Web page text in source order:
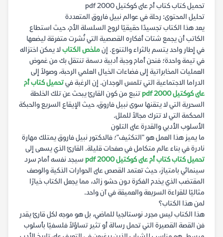
تحميل كتاب كتاب أم على كوكتيل 2000 pdf
تحليل المحتوى: رحلة في عوالم نبيل فاروق المتعددة
يعد هذا الكتاب تجسيدًا حقيقيًا لروح السلسلة الأم، حيث استطاع
الكاتب أن يجمع شتات أفكاره القصصية التي نُشرت متفرقة ليضعها
في إطار واحد يتسم بالثراء والتنوع. إنملخص الكتابلا يمكن اختزاله
في تيمة واحدة؛ فنحن أمام وجبة أدبية دسمة تنتقل بك من غموض
العمليات المخابراتية إلى فضاءات الخيال العلمي الرحبة، وصولاً إلى
الدراما الاجتماعية التي تلمس الوجدان. إن الرغبة فيتحميل كتاب أم
على كوكتيل 2000 pdf
تنبع من كون القارئ يبحث عن تلك الخلطة
السحرية التي لا يتقنها سوى نبيل فاروق، حيث الإيقاع السريع والحبكة
المحكمة التي لا تترك مجالاً للملل.
الأسلوب الأدبي والقدرة على التلون
ما يميز هذا العمل هو "التكثيف"؛ فالدكتور نبيل فاروق يمتلك مهارة
نادرة في بناء عالم متكامل في صفحات قليلة. القارئ الذي يسعى إلى
تحميل كتاب كتاب أم على كوكتيل 2000 pdf
سيجد نفسه أمام سرد
سينمائي بامتياز، حيث تعتمد القصص على الحوارات الذكية والوصف
المقتضب الذي يخدم الفكرة دون حشو زائد، مما يجعل الكتاب خيارًا
مثاليًا للقراءة السريعة والعميقة في آن واحد.
لمن هذا الكتاب؟
هذا الكتاب ليس مجرد نوستالجيا للماضي، بل هو موجه لكل قارئ يقدر
فن القصة القصيرة التي تحمل رسالة أو تثير تساؤلاً فلسفيًا بأسلوب